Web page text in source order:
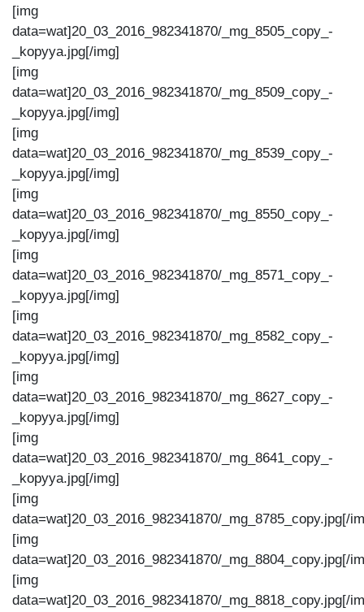
[img
data=wat]20_03_2016_982341870/_mg_8505_copy_-
_kopyya.jpg[/img]
[img
data=wat]20_03_2016_982341870/_mg_8509_copy_-
_kopyya.jpg[/img]
[img
data=wat]20_03_2016_982341870/_mg_8539_copy_-
_kopyya.jpg[/img]
[img
data=wat]20_03_2016_982341870/_mg_8550_copy_-
_kopyya.jpg[/img]
[img
data=wat]20_03_2016_982341870/_mg_8571_copy_-
_kopyya.jpg[/img]
[img
data=wat]20_03_2016_982341870/_mg_8582_copy_-
_kopyya.jpg[/img]
[img
data=wat]20_03_2016_982341870/_mg_8627_copy_-
_kopyya.jpg[/img]
[img
data=wat]20_03_2016_982341870/_mg_8641_copy_-
_kopyya.jpg[/img]
[img
data=wat]20_03_2016_982341870/_mg_8785_copy.jpg[/
[img
data=wat]20_03_2016_982341870/_mg_8804_copy.jpg[/
[img
data=wat]20_03_2016_982341870/_mg_8818_copy.jpg[/